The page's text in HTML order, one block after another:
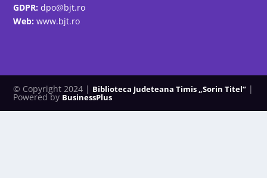
GDPR: dpo@bjt.ro
Web: www.bjt.ro
© Copyright 2024 | Biblioteca Judeteana Timis „Sorin Titel” |
Powered by BusinessPlus